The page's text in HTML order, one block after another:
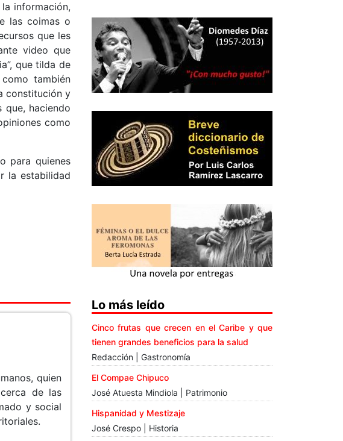
información,
las coimas o
que les
video que
que tilda de
también
constitución y
haciendo
como
para quienes
la estabilidad
quien
de las
y social
Lo más leído
Cinco frutas que crecen en el Caribe y que
tienen grandes beneficios para la salud
Redacción | Gastronomía
El Compae Chipuco
José Atuesta Mindiola | Patrimonio
Hispanidad y Mestizaje
José Crespo | Historia